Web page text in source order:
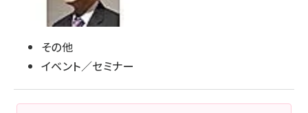
その他
イベント／セミナー